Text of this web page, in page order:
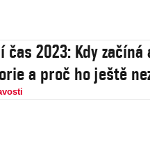
čas 2023: Kdy
a proč ho ještě